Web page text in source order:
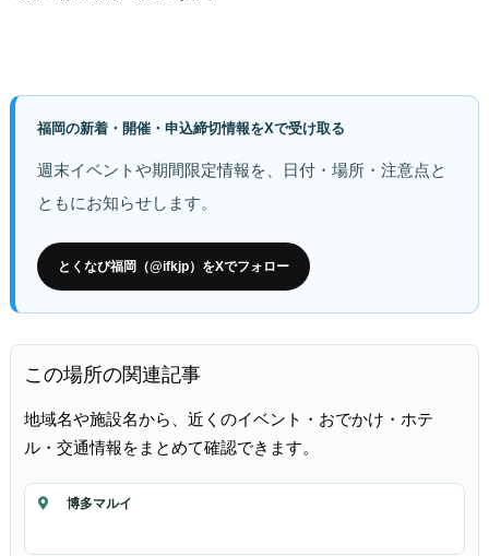
福岡の新着・開催・申込締切情報をXで受け取る
週末イベントや期間限定情報を、日付・場所・注意点と
ともにお知らせします。
とくなび福岡（@ifkjp）をXでフォロー
この場所の関連記事
地域名や施設名から、近くのイベント・おでかけ・ホテ
ル・交通情報をまとめて確認できます。
博多マルイ